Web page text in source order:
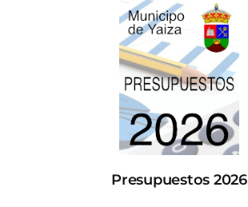
Presupuestos 2026